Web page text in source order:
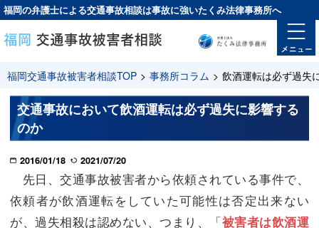
福岡の弁護士による交通事故相談は事故に強いたくみ法律事務所へ
福岡交通事故被害者相談TOP > 事務所コラム > 飲酒運転は必ず過失
交通事故において飲酒運転は必ず過失に影響する
のか
2016/01/18 2021/07/20
先日、交通事故被害者から依頼されている事件で、
依頼者が飲酒運転をしていた可能性は否定出来ない
が、過失相殺は認めない、つまり、「被害者は飲酒運